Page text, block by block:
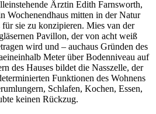
Ärztin Edith Farnsworth,
Wochenendhaus mitten in der Natur
sie zu konzipieren. Mies van der
Pavillon, der von acht weiß
wird und – auchaus Gründen des
Meter über Bodenniveau auf
des Hauses bildet die Nasszelle, der
Funktionen des Wohnens
Schlafen, Kochen, Essen,
keinen Rückzug.